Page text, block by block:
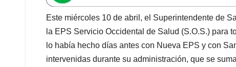
s
A
p
p
b
o
o
k
e
d
I
n
l
a
d
s
Este miércoles 10 de abril, el Superintendente de
la EPS Servicio Occidental de Salud (S.O.S.) para
lo había hecho días antes con Nueva EPS y con
intervenidas durante su administración, que se